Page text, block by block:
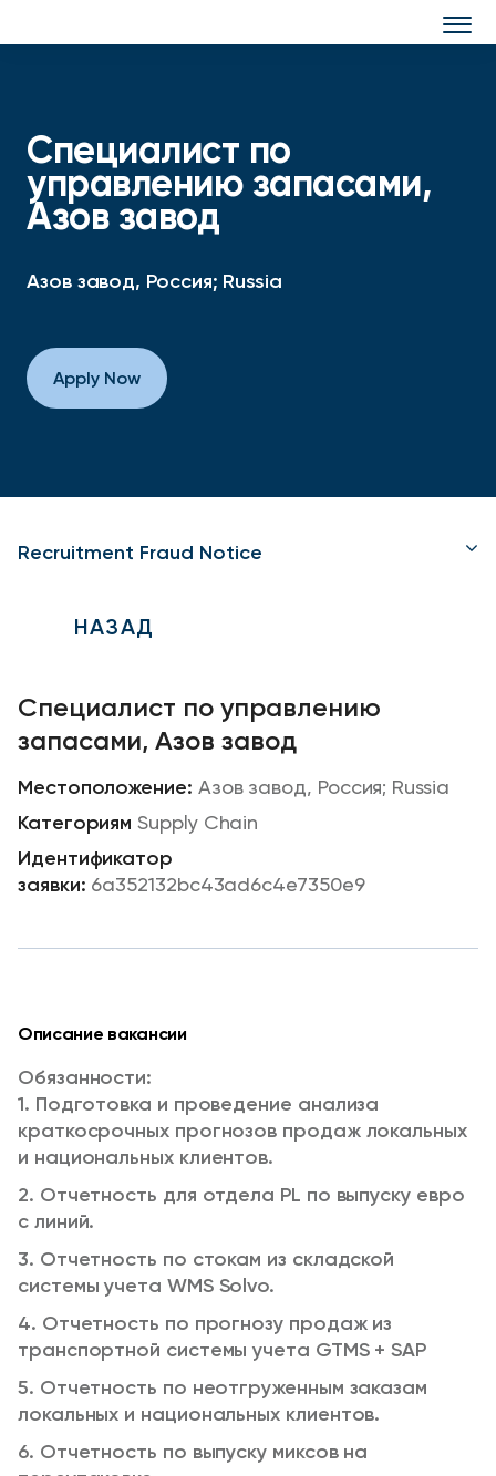
Специалист по
управлению запасами,
Азов завод
Азов завод, Россия; Russia
Apply Now
Recruitment Fraud Notice
НАЗАД
Специалист по управлению
запасами, Азов завод
Азов завод, Россия; Russia
Supply Chain
6a352132bc43ad6c4e7350e9
Описание вакансии
Обязанности:
1. Подготовка и проведение анализа
краткосрочных прогнозов продаж локальных
и национальных клиентов.
2. Отчетность для отдела PL по выпуску евро
с линий.
3. Отчетность по стокам из складской
системы учета WMS Solvo.
4. Отчетность по прогнозу продаж из
транспортной системы учета GTMS + SAP
5. Отчетность по неотгруженным заказам
локальных и национальных клиентов.
6. Отчетность по выпуску миксов на